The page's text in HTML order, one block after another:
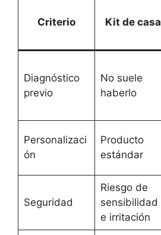
Criterio Kit de casa
Diagnóstico
previo
No suele
haberlo
Personalizaci
ón
Producto
estándar
Seguridad
Riesgo de
sensibilidad
e irritación